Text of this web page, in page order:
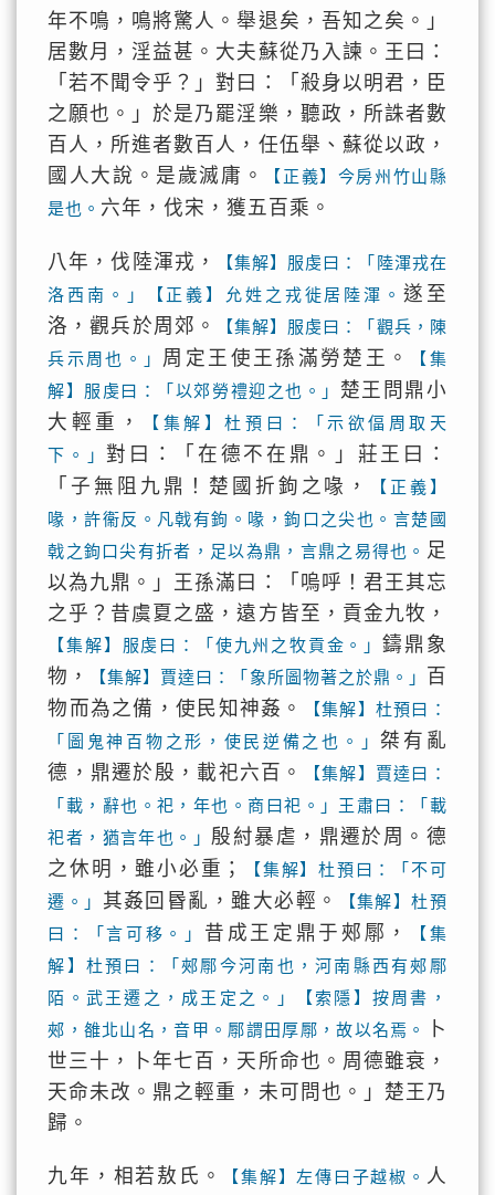
年不鳴，鳴將驚人。舉退矣，吾知之矣。」
居數月，淫益甚。大夫蘇從乃入諫。王曰：
「若不聞令乎？」對曰：「殺身以明君，臣
之願也。」於是乃罷淫樂，聽政，所誅者數
百人，所進者數百人，任伍舉、蘇從以政，
國人大說。是歲滅庸。
【正義】今房州竹山縣
是也。 六年，伐宋，獲五百乘。
八年，伐陸渾戎，
【集解】服虔曰：「陸渾戎在
洛西南。」【正義】允姓之戎徙居陸渾。 遂至
洛，觀兵於周郊。
【集解】服虔曰：「觀兵，陳
兵示周也。」 周定王使王孫滿勞楚王。
【集
解】服虔曰：「以郊勞禮迎之也。」 楚王問鼎小
大輕重，
【集解】杜預曰：「示欲偪周取天
下。」對曰：「在德不在鼎。」莊王曰：
「子無阻九鼎！楚國折鉤之喙，
【正義】
喙，許衞反。凡戟有鉤。喙，鉤口之尖也。言楚國
戟之鉤口尖有折者，足以為鼎，言鼎之易得也。 足
以為九鼎。」王孫滿曰：「嗚呼！君王其忘
之乎？昔虞夏之盛，遠方皆至，貢金九牧，
【集解】服虔曰：「使九州之牧貢金。」鑄鼎象
物，
【集解】賈逵曰：「象所圖物著之於鼎。」
百
物而為之備，使民知神姦。
【集解】杜預曰：
「圖鬼神百物之形，使民逆備之也。」 桀有亂
德，鼎遷於殷，載祀六百。
【集解】賈逵曰：
「載，辭也。祀，年也。商曰祀。」王肅曰：「載
祀者，猶言年也。」 殷紂暴虐，鼎遷於周。德
之休明，雖小必重；
【集解】杜預曰：「不可
遷。」 其姦回昬亂，雖大必輕。
【集解】杜預
曰：「言可移。」 昔成王定鼎于郟鄏，
【集
解】杜預曰：「郟鄏今河南也，河南縣西有郟鄏
陌。武王遷之，成王定之。」【索隱】按周書，
郟，雒北山名，音甲。鄏謂田厚鄏，故以名焉。
卜
世三十，卜年七百，天所命也。周德雖衰，
天命未改。鼎之輕重，未可問也。」楚王乃
歸。
九年，相若敖氏。 【集解】左傳曰子越椒。 人